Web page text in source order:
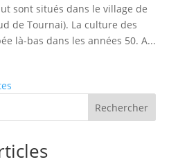
sont situés dans le village de
de Tournai). La culture des
là-bas dans les années 50. A...
Rechercher